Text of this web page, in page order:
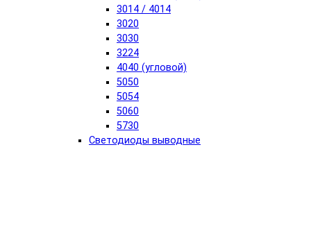
3014 / 4014
3020
3030
3224
4040 (угловой)
5050
5054
5060
5730
Светодиоды выводные